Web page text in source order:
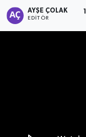
AYŞE ÇOLAK
EDITÖR